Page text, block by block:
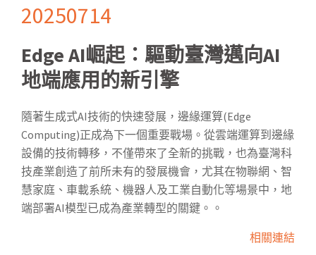
20250714
Edge AI崛起：驅動臺灣邁向AI
地端應用的新引擎
隨著生成式AI技術的快速發展，邊緣運算(Edge
Computing)正成為下一個重要戰場。從雲端運算到邊緣
設備的技術轉移，不僅帶來了全新的挑戰，也為臺灣科
技產業創造了前所未有的發展機會，尤其在物聯網、智
慧家庭、車載系統、機器人及工業自動化等場景中，地
端部署AI模型已成為產業轉型的關鍵。。
相關連結